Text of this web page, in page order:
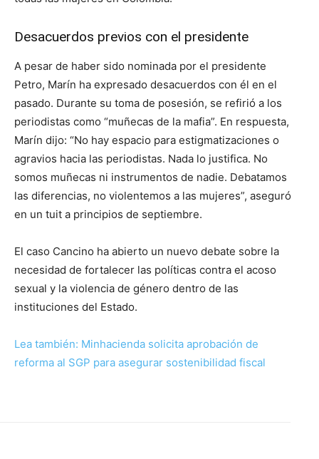
Desacuerdos previos con el presidente
A pesar de haber sido nominada por el presidente
Petro, Marín ha expresado desacuerdos con él en el
pasado. Durante su toma de posesión, se refirió a los
periodistas como “muñecas de la mafia”. En respuesta,
Marín dijo: “No hay espacio para estigmatizaciones o
agravios hacia las periodistas. Nada lo justifica. No
somos muñecas ni instrumentos de nadie. Debatamos
las diferencias, no violentemos a las mujeres”, aseguró
en un tuit a principios de septiembre.
El caso Cancino ha abierto un nuevo debate sobre la
necesidad de fortalecer las políticas contra el acoso
sexual y la violencia de género dentro de las
instituciones del Estado.
Lea también: Minhacienda solicita aprobación de
reforma al SGP para asegurar sostenibilidad fiscal